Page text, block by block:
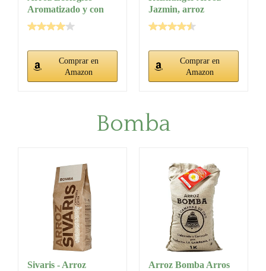
Aromatizado y con
Láminas de...
Comprar en
Amazon
Jazmin, arroz
premium de grano...
Comprar en
Amazon
Bomba
Sivaris - Arroz
Arroz Bomba Arros